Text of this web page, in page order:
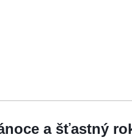
a šťastný